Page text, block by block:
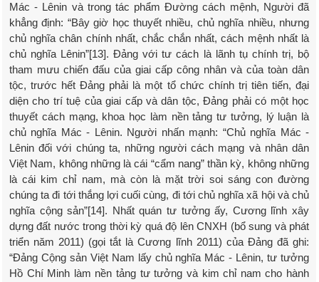
Mác - Lênin và trong tác phẩm Đường cách mệnh, Người đã
khẳng định: “Bây giờ học thuyết nhiều, chủ nghĩa nhiều, nhưng
chủ nghĩa chân chính nhất, chắc chắn nhất, cách mệnh nhất là
chủ nghĩa Lênin”[13]. Đảng với tư cách là lãnh tụ chính trị, bộ
tham mưu chiến đấu của giai cấp công nhân và của toàn dân
tộc, trước hết Đảng phải là một tổ chức chính trị tiên tiến, đại
diện cho trí tuệ của giai cấp và dân tộc, Đảng phải có một học
thuyết cách mạng, khoa học làm nền tảng tư tưởng, lý luận là
chủ nghĩa Mác - Lênin. Người nhấn mạnh: “Chủ nghĩa Mác -
Lênin đối với chúng ta, những người cách mạng và nhân dân
Việt Nam, không những là cái “cẩm nang” thần kỳ, không những
là cái kim chỉ nam, mà còn là mặt trời soi sáng con đường
chúng ta đi tới thắng lợi cuối cùng, đi tới chủ nghĩa xã hội và chủ
nghĩa cộng sản”[14]. Nhất quán tư tưởng ấy, Cương lĩnh xây
dựng đất nước trong thời kỳ quá độ lên CNXH (bổ sung và phát
triển năm 2011) (gọi tắt là Cương lĩnh 2011) của Đảng đã ghi:
“Đảng Cộng sản Việt Nam lấy chủ nghĩa Mác - Lênin, tư tưởng
Hồ Chí Minh làm nền tảng tư tưởng và kim chỉ nam cho hành